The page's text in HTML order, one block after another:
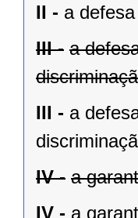
II - a
III - a
III - a
IV - a
IV - a